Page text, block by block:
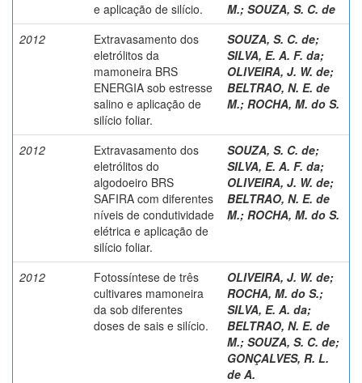
e aplicação de silício.
M.; SOUZA, S. C. de
2012
Extravasamento dos
eletrólitos da
mamoneira BRS
ENERGIA sob estresse
salino e aplicação de
silício foliar.
SOUZA, S. C. de;
SILVA, E. A. F. da;
OLIVEIRA, J. W. de;
BELTRAO, N. E. de
M.; ROCHA, M. do S.
2012
Extravasamento dos
eletrólitos do
algodoeiro BRS
SAFIRA com diferentes
níveis de condutividade
elétrica e aplicação de
silício foliar.
SOUZA, S. C. de;
SILVA, E. A. F. da;
OLIVEIRA, J. W. de;
BELTRAO, N. E. de
M.; ROCHA, M. do S.
2012
Fotossíntese de três
cultivares mamoneira
da sob diferentes
doses de sais e silício.
OLIVEIRA, J. W. de;
ROCHA, M. do S.;
SILVA, E. A. da;
BELTRAO, N. E. de
M.; SOUZA, S. C. de;
GONÇALVES, R. L.
de A.